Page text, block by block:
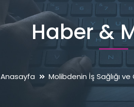
Haber &
Anasayfa Molibdenin İş Sağlığı